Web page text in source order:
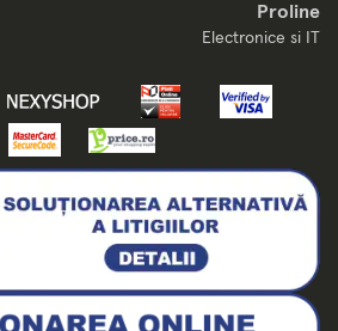
Proline
Electronice si IT